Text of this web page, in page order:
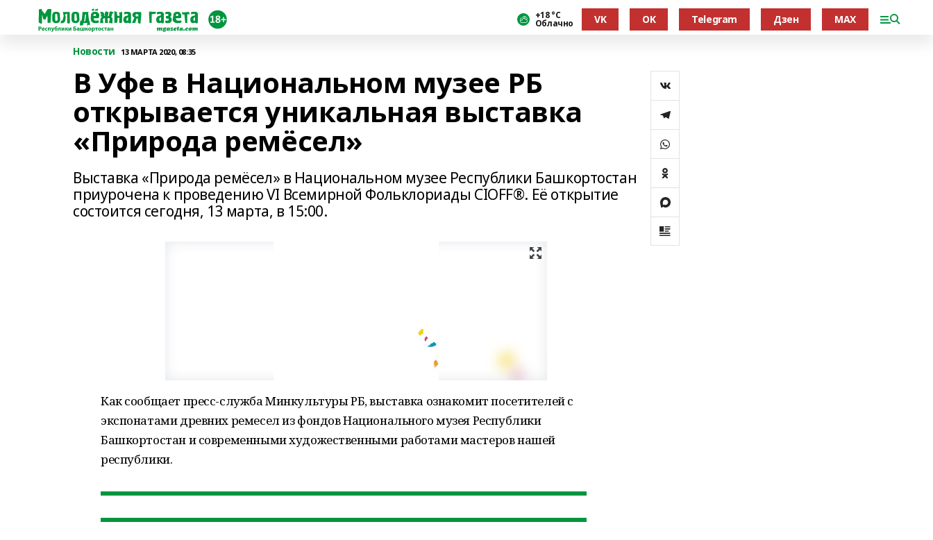
+18 °С
Облачно VK OK Telegram Дзен MAX
Новости 13 МАРТА 2020, 08:35
В Уфе в Национальном музее РБ
открывается уникальная выставка
«Природа ремёсел»
Выставка «Природа ремёсел» в Национальном музее Республики Башкортостан
приурочена к проведению VI Всемирной Фольклориады CIOFF®. Её открытие
состоится сегодня, 13 марта, в 15:00.
Как сообщает пресс-служба Минкультуры РБ, выставка ознакомит посетителей с
экспонатами древних ремесел из фондов Национального музея Республики
Башкортостан и современными художественными работами мастеров нашей
республики.